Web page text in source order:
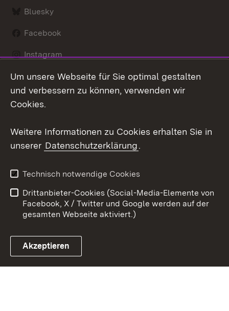
Bluesky
Facebook
Instagram
LinkedIn
Link zum Landesportal
Datenschutz
Barrierefreiheit
Impressum
Cookies
Um unsere Webseite für Sie optimal gestalten
und verbessern zu können, verwenden wir
Cookies.
Weitere Informationen zu Cookies erhalten Sie in
unserer Datenschutzerklärung.
Technisch notwendige Cookies
Drittanbieter-Cookies (Social-Media-Elemente von
Facebook, X / Twitter und Google werden auf der
gesamten Webseite aktiviert.)
Akzeptieren